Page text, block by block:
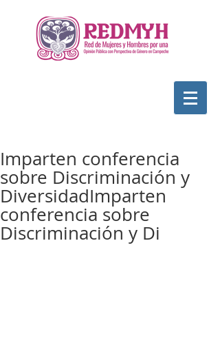
Imparten conferencia
sobre Discriminación y
DiversidadImparten
conferencia sobre
Discriminación y Di